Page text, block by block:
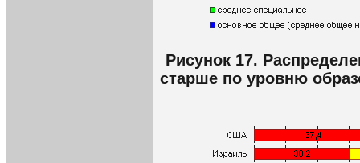
Рисунок 17.
старше по уровню